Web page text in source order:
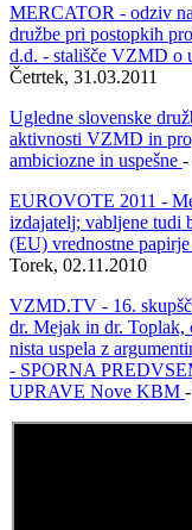
MERCATOR - odziv
družbe pri postopkih
d.d. - stališče VZMD o
Četrtek, 31.03.2011
Ugledne slovenske
aktivnosti VZMD in
ambiciozne in uspešne -
EUROVOTE 2011 -
izdajatelj; vabljene tudi
(EU) vrednostne
Torek, 02.11.2010
VZMD.TV - 16.
dr. Mejak in dr. Toplak,
nista uspela z
- SPORNA
UPRAVE Nove KBM